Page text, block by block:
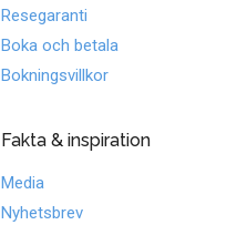
Resegaranti
Boka och betala
Bokningsvillkor
Fakta & inspiration
Media
Nyhetsbrev